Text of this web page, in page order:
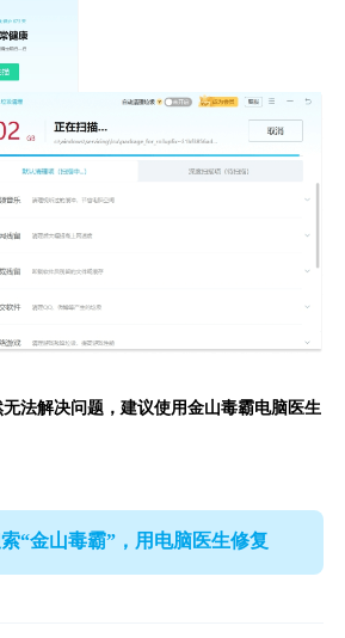
法解决问题，建议使用金山毒霸电脑医生
“金山毒霸”，用电脑医生修复